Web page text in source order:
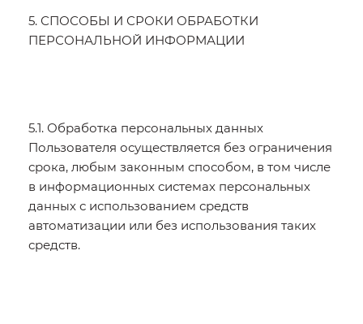
5. СПОСОБЫ И СРОКИ ОБРАБОТКИ
ПЕРСОНАЛЬНОЙ ИНФОРМАЦИИ
5.1. Обработка персональных данных
Пользователя осуществляется без ограничения
срока, любым законным способом, в том числе
в информационных системах персональных
данных с использованием средств
автоматизации или без использования таких
средств.